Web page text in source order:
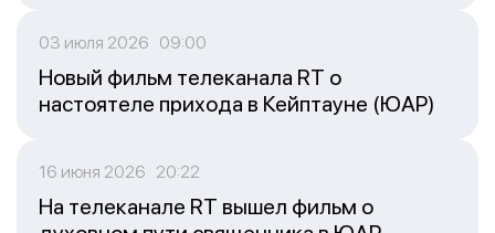
03 июля 2026 09:00
Новый фильм телеканала RT о
настоятеле прихода в Кейптауне (ЮАР)
16 июня 2026 20:22
На телеканале RT вышел фильм о